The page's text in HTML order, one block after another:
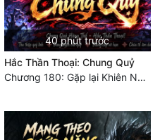
40 phút trước
Hắc Thần Thoại: Chung Quỷ
Chương 180: Gặp lại Khiên Nguyên Phượng